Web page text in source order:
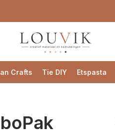
Crafts Tie DIY Etspasta